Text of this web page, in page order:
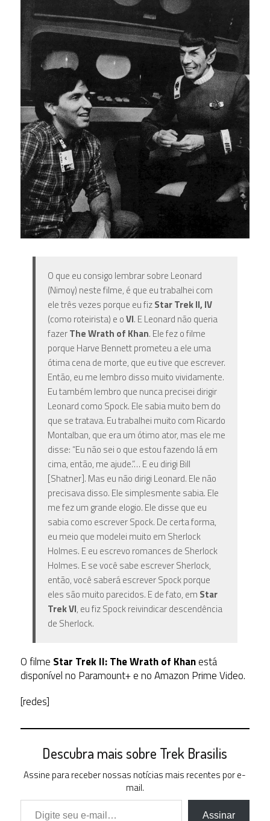
O que eu consigo lembrar sobre Leonard
(Nimoy) neste filme, é que eu trabalhei com
ele três vezes porque eu fizStar Trek II, IV
(como roteirista) e oVI. E Leonard não queria
fazerTheWrath of Khan. Ele fez o filme
porque Harve Bennett prometeu a ele uma
ótima cena de morte, que eu tive que escrever.
Então, eu me lembro disso muito vividamente.
Eu também lembro que nunca precisei dirigir
Leonard como Spock. Ele sabia muito bem do
que se tratava. Eu trabalhei muito com Ricardo
Montalban, que era um ótimo ator, mas ele me
disse: “Eu não sei o que estou fazendo lá em
cima, então, me ajude.”… E eu dirigi Bill
[Shatner]. Mas eu não dirigi Leonard. Ele não
precisava disso. Ele simplesmente sabia. Ele
me fez um grande elogio. Ele disse que eu
sabia como escrever Spock. De certa forma,
eu meio que modelei muito em Sherlock
Holmes. E eu escrevo romances de Sherlock
Holmes. E se você sabe escrever Sherlock,
então, você saberá escrever Spock porque
eles são muito parecidos. E de fato, em Star
Trek VI, eu fiz Spock reivindicar descendência
de Sherlock.
O filme Star Trek II: The Wrath of Khanestá
disponível no Paramount+ e no Amazon Prime Video.
[redes]
Descubra mais sobre Trek Brasilis
Assine para receber nossas notícias mais recentes por e-
mail.
Digite seu e-mail…
Assinar